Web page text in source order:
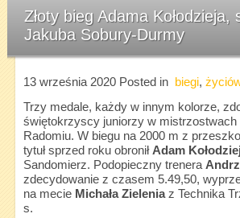
Złoty bieg Adama Kołodzieja,
Jakuba Sobury-Durmy
13 września 2020Posted in biegi,
Trzy medale, każdy w innym kolorze,
świętokrzyscy juniorzy w mistrzostwach
Radomiu. W biegu na 2000 m z
tytuł sprzed roku obronił Adam Kołodziej
Sandomierz. Podopieczny trenera
zdecydowanie z czasem 5.49,50,
na mecie Michała Zieleniaz Technika
s.